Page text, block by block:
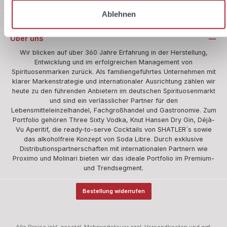
Ablehnen
Über uns
Wir blicken auf über 360 Jahre Erfahrung in der Herstellung,
Entwicklung und im erfolgreichen Management von
Spirituosenmarken zurück. Als familiengeführtes Unternehmen mit
klarer Markenstrategie und internationaler Ausrichtung zählen wir
heute zu den führenden Anbietern im deutschen Spirituosenmarkt
und sind ein verlässlicher Partner für den
Lebensmitteleinzelhandel, Fachgroßhandel und Gastronomie. Zum
Portfolio gehören Three Sixty Vodka, Knut Hansen Dry Gin, Déjà-
Vu Aperitif, die ready-to-serve Cocktails von SHATLER´s sowie
das alkoholfreie Konzept von Soda Libre. Durch exklusive
Distributionspartnerschaften mit internationalen Partnern wie
Proximo und Molinari bieten wir das ideale Portfolio im Premium-
und Trendsegment.
Bestellung widerrufen